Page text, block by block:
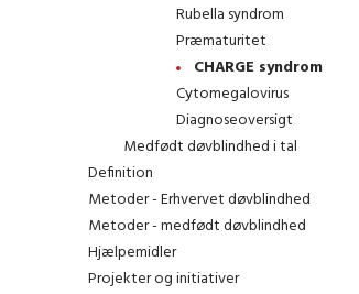
Rubella syndrom
Præmaturitet
CHARGE syndrom
Cytomegalovirus
Diagnoseoversigt
Medfødt døvblindhed i tal
Definition
Metoder - Erhvervet døvblindhed
Metoder - medfødt døvblindhed
Hjælpemidler
Projekter og initiativer